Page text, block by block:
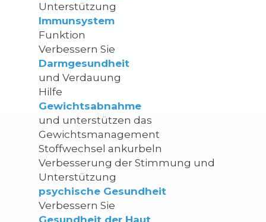
Unterstützung
Immunsystem
Funktion
Verbessern Sie
Darmgesundheit
und Verdauung
Hilfe
Gewichtsabnahme
und unterstützen das
Gewichtsmanagement
Stoffwechsel ankurbeln
Verbesserung der Stimmung und
Unterstützung
psychische Gesundheit
Verbessern Sie
Gesundheit der Haut